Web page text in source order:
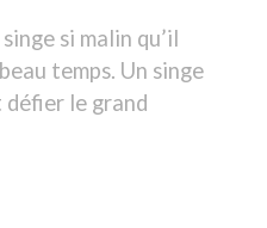
si malin qu’il
temps. Un singe
défier le grand